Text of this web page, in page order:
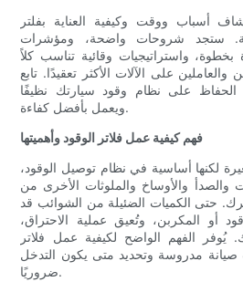
أسباب ووقت وكيفية العناية بفلتر
ستجد شروحات واضحة، ومؤشرات
واستراتيجيات وقائية تناسب كلاً
على الآلات الأكثر تعقيدًا. تابع
الحفاظ على نظام وقود سيارتك نظيفًا
ويعمل بأفضل كفاءة.
فهم كيفية عمل فلاتر الوقود وأهميتها
لكنها أساسية في نظام توصيل الوقود،
والصدأ والأوساخ والملوثات الأخرى من
حتى الكميات الضئيلة من الشوائب قد
أو المكربن، وتُعيق عملية الاحتراق،
الفهم الواضح لكيفية عمل فلاتر
صيانة مدروسة وتحديد متى يكون التدخل
ضروريًا.